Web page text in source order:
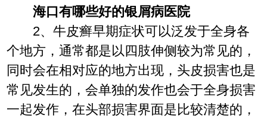
海口有哪些好的银屑病医院
2、牛皮癣早期症状可以泛发于全身各
个地方，通常都是以四肢伸侧较为常见的，
同时会在相对应的地方出现，头皮损害也是
常见发生的，会单独的发作也会于全身损害
一起发作，在头部损害界面是比较清楚的，